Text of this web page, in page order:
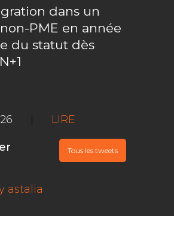
dans un
PME en année
du statut dès
LIRE
Tous les tweets
astalia